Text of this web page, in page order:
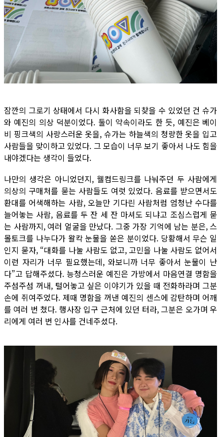
잠깐의 그로기 상태에서 다시 화사함을 되찾을 수 있었던 건 슈가
와 예진의 의상 덕분이었다. 둘이 약속이라도 한 듯, 예진은 베이
비 핑크색의 사랑스러운 옷을, 슈가는 하늘색의 청량한 옷을 입고
사람들을 맞이하고 있었다. 그 모습이 너무 보기 좋아서 나도 힘을
내야겠다는 생각이 들었다.
나만의 생각은 아니었던지, 웰컴드링크를 나눠주던 두 사람에게
의상의 구매처를 묻는 사람들도 여럿 있었다. 음료를 받으면서도
환대를 어색해하는 사람, 오늘만 기다린 사람처럼 엄청난 수다를
늘어놓는 사람, 음료를 두 잔 세 잔 마셔도 되냐고 조심스럽게 묻
는 사람까지, 여러 얼굴을 만났다. 그중 가장 기억에 남는 분은, 스
몰토크를 나누다가 왈칵 눈물을 쏟은 분이었다. 당황해서 무슨 일
인지 묻자, “대화를 나눌 사람도 없고, 고민을 나눌 사람도 없어서
이런 자리가 너무 필요했는데, 와보니까 너무 좋아서 눈물이 난
다”고 답해주셨다. 능청스러운 예진은 가방에서 마음연결 명함을
주섬주섬 꺼내, 털어놓고 싶은 이야기가 있을 때 전화하라며 그분
손에 쥐여주었다. 제때 명함을 꺼낸 예진의 센스에 감탄하며 어깨
를 여러 번 쳤다. 행사장 입구 근처에 있던 터라, 그분은 오가며 우
리에게 여러 번 인사를 건네주셨다.